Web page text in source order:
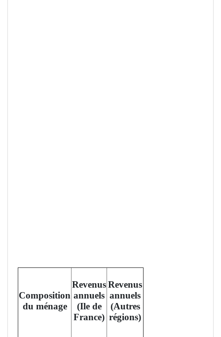
Composition
du ménage
Revenus
annuels
(Ile de
France)
Revenus
annuels
(Autres
régions)